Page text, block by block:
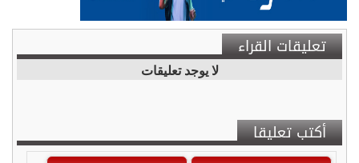
تعليقات القراء
لا يوجد تعليقات
أكتب تعليقا